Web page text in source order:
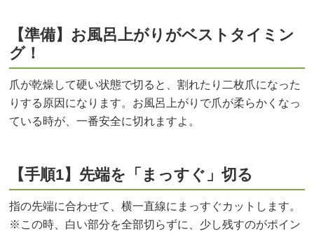
【準備】お風呂上がりがベストタイミン
グ！
爪が乾燥して硬い状態で切ると、割れたり二枚爪になった
りする原因になります。お風呂上がりで爪が柔らかくなっ
ている時が、一番安全に切れますよ。
【手順1】先端を「まっすぐ」切る
指の先端に合わせて、横一直線にまっすぐカットします。
※この時、白い部分を全部切らずに、少し残すのがポイン